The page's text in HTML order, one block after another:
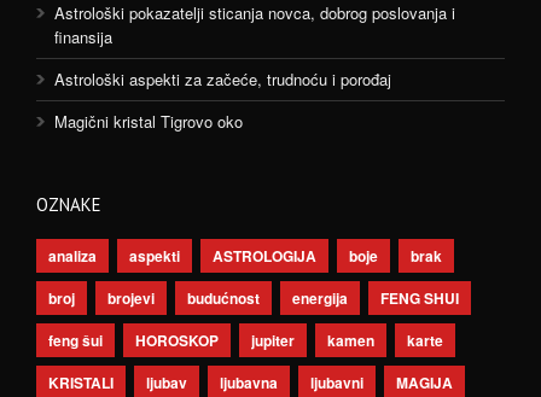
Astrološki pokazatelji sticanja novca, dobrog poslovanja i
finansija
Astrološki aspekti za začeće, trudnoću i porođaj
Magični kristal Tigrovo oko
OZNAKE
analiza aspekti ASTROLOGIJA boje
brak
broj
brojevi budućnost energija
FENG SHUI
feng šui
HOROSKOP jupiter kamen
karte
KRISTALI
ljubav ljubavna ljubavni
MAGIJA